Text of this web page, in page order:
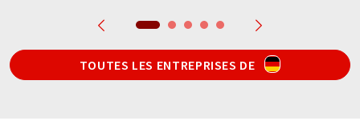
TOUTES LES ENTREPRISES DE